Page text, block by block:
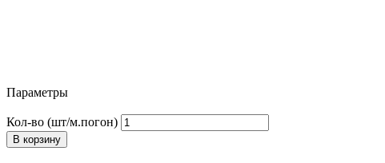
Параметры
Кол-во (шт/м.погон)
В корзину